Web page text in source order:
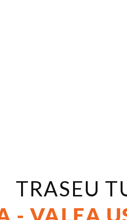
TRASEU
VEZI